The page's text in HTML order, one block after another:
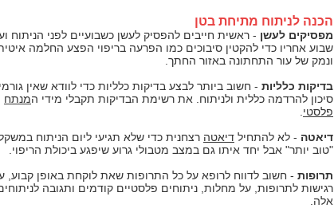
הכנה לניתוח מתיחת בטן
מפסיקים לעשן - ראשית חייבים להפסיק לעשן כשבועיים לפני הניתוח
שבוע אחריו כדי להקטין סיבוכים כמו הפרעה בריפוי הפצע החלמה
ונמק של עור התחתונה באזור החתך.
בדיקות כלליות - חשוב ביותר לבצע בדיקות כלליות כדי לוודא שאין גורמי
סיכון להרדמה כללית ולניתוח. את רשימת הבדיקות תקבלי מידי המנתח
פלסטי
דיאטה - לא להתחיל דיאטה רצחנית כדי שלא תגיעי ליום הניתוח
"טוב יותר" אבל יחד איתו גם במצב מטבולי גרוע שיפגע ביכולת הריפוי.
תרופות - חשוב לדווח לרופא על כל התרופות שאת לוקחת באופן קבוע,
רגישות לתרופות, על מחלות, ניתוחים פלסטיים קודמים ותגובה
אלה.